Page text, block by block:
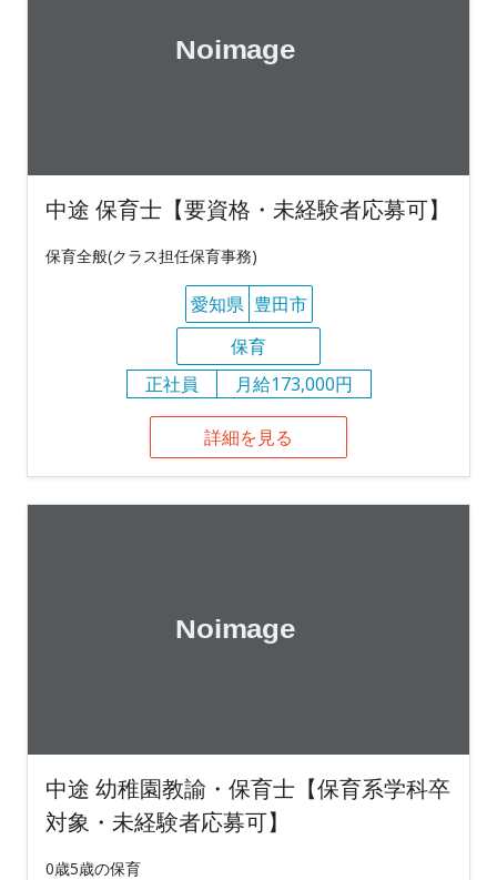
中途 保育士【要資格・未経験者応募可】
保育全般(クラス担任保育事務)
愛知県 豊田市
保育
正社員
月給173,000円
詳細を見る
中途 幼稚園教諭・保育士【保育系学科卒
対象・未経験者応募可】
0歳5歳の保育